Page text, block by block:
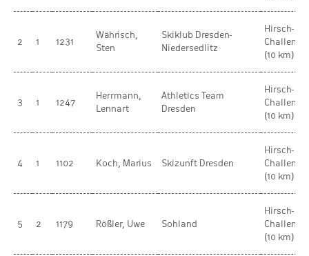
2 1 1231
Währisch,
Sten
Skiklub Dresden-
Niedersedlitz
Hirsch-
Challenge
(10 km)
3 1 1247
Herrmann,
Lennart
Athletics Team
Dresden
Hirsch-
Challenge
(10 km)
4 1 1102 Koch, Marius Skizunft Dresden
Hirsch-
Challenge
(10 km)
5 2 1179 Rößler, Uwe Sohland
Hirsch-
Challenge
(10 km)